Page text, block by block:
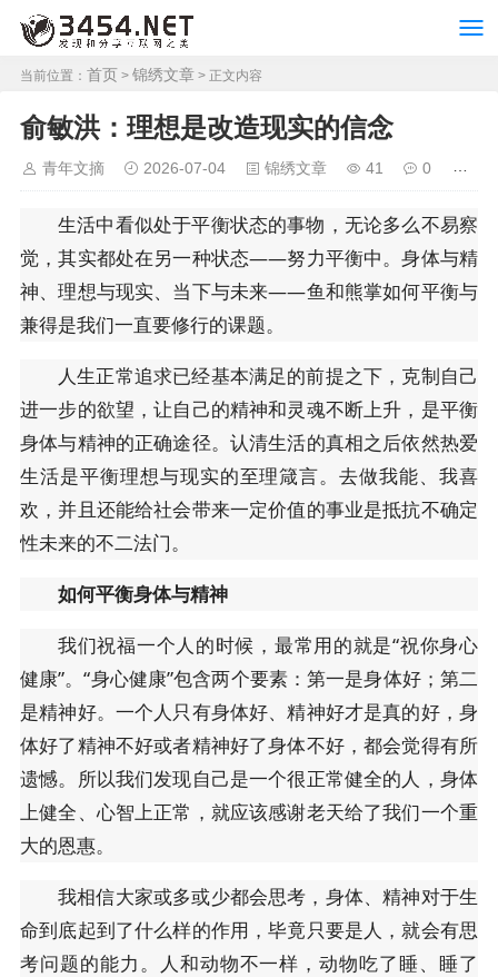
当前位置： 首页 > 锦绣文章 > 正文内容
俞敏洪：理想是改造现实的信念
青年文摘 2026-07-04 锦绣文章 41 0
生活中看似处于平衡状态的事物，无论多么不易察
觉，其实都处在另一种状态——努力平衡中。身体与精
神、理想与现实、当下与未来——鱼和熊掌如何平衡与
兼得是我们一直要修行的课题。
人生正常追求已经基本满足的前提之下，克制自己
进一步的欲望，让自己的精神和灵魂不断上升，是平衡
身体与精神的正确途径。认清生活的真相之后依然热爱
生活是平衡理想与现实的至理箴言。去做我能、我喜
欢，并且还能给社会带来一定价值的事业是抵抗不确定
性未来的不二法门。
如何平衡身体与精神
我们祝福一个人的时候，最常用的就是“祝你身心
健康”。“身心健康”包含两个要素：第一是身体好；第二
是精神好。一个人只有身体好、精神好才是真的好，身
体好了精神不好或者精神好了身体不好，都会觉得有所
遗憾。所以我们发现自己是一个很正常健全的人，身体
上健全、心智上正常，就应该感谢老天给了我们一个重
大的恩惠。
我相信大家或多或少都会思考，身体、精神对于生
命到底起到了什么样的作用，毕竟只要是人，就会有思
考问题的能力。人和动物不一样，动物吃了睡、睡了